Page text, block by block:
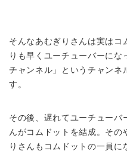
そんなあむぎりさんは実はコ
りも早くユーチューバーにな
チャンネル」というチャンネ
す。
その後、遅れてユーチューバ
んがコムドットを結成。その
りさんもコムドットの一員に